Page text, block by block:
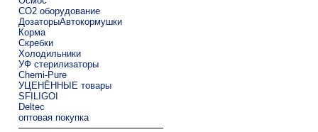
CO2 оборудование
ДозаторыАвтокормушки
Корма
Скребки
Холодильники
УФ стерилизаторы
Chemi-Pure
УЦЕНЁННЫЕ товары
SFILIGOI
Deltec
оптовая покупка